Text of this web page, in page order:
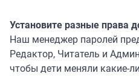
Установите разные права
Наш менеджер паролей
Редактор, Читатель и
чтобы дети меняли какие-